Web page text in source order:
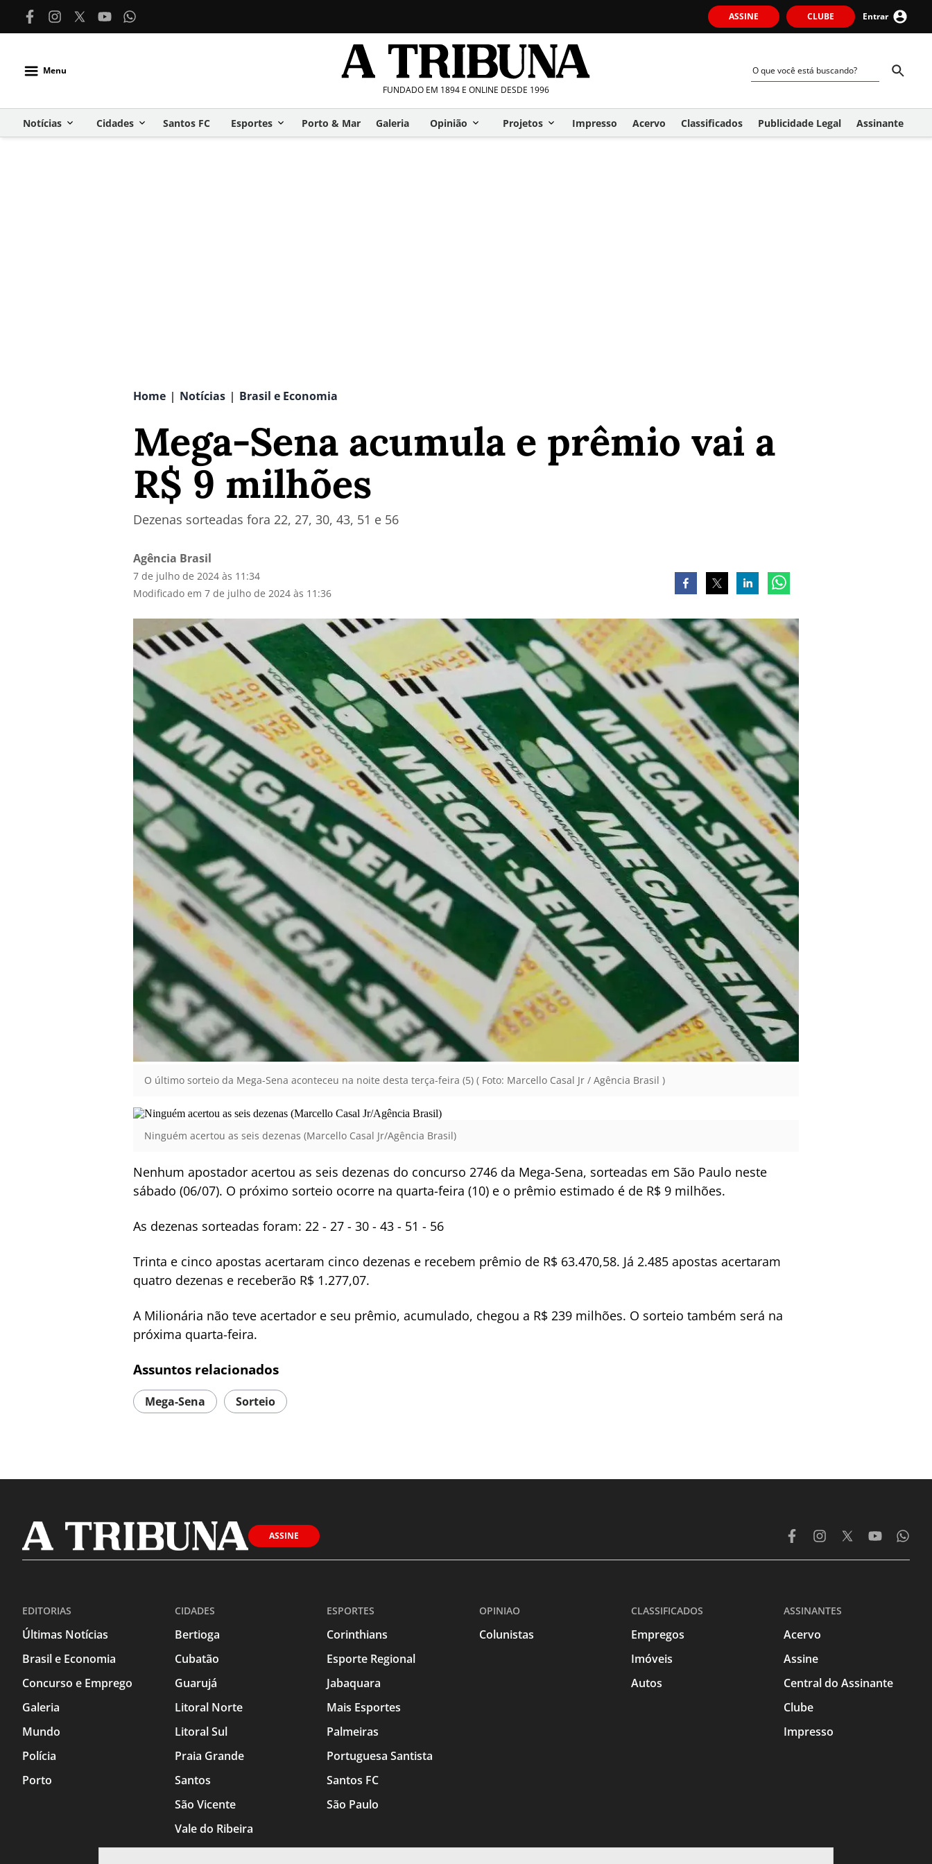
ASSINE CLUBE Entrar
Menu
FUNDADO EM 1894 E ONLINE DESDE 1996
Notícias Cidades Santos FC Esportes Porto & Mar Galeria Opinião Projetos Impresso Acervo Classificados Publicidade Legal Assinante
Home | Notícias | Brasil e Economia
Mega-Sena acumula e prêmio vai a
R$ 9 milhões
Dezenas sorteadas fora 22, 27, 30, 43, 51 e 56
Agência Brasil
7 de julho de 2024 às 11:34
Modificado em 7 de julho de 2024 às 11:36
O último sorteio da Mega-Sena aconteceu na noite desta terça-feira (5) ( Foto: Marcello Casal Jr / Agência Brasil )
Ninguém acertou as seis dezenas (Marcello Casal Jr/Agência Brasil)
Nenhum apostador acertou as seis dezenas do concurso 2746 da Mega-Sena, sorteadas em São Paulo neste
sábado (06/07). O próximo sorteio ocorre na quarta-feira (10) e o prêmio estimado é de R$ 9 milhões.
As dezenas sorteadas foram: 22 - 27 - 30 - 43 - 51 - 56
Trinta e cinco apostas acertaram cinco dezenas e recebem prêmio de R$ 63.470,58. Já 2.485 apostas acertaram
quatro dezenas e receberão R$ 1.277,07.
A Milionária não teve acertador e seu prêmio, acumulado, chegou a R$ 239 milhões. O sorteio também será na
próxima quarta-feira.
Assuntos relacionados
Mega-Sena Sorteio
ASSINE
EDITORIAS
Últimas Notícias
Brasil e Economia
Concurso e Emprego
Galeria
Mundo
Polícia
Porto
CIDADES
Bertioga
Cubatão
Guarujá
Litoral Norte
Litoral Sul
Praia Grande
Santos
São Vicente
Vale do Ribeira
ESPORTES
Corinthians
Esporte Regional
Jabaquara
Mais Esportes
Palmeiras
Portuguesa Santista
Santos FC
São Paulo
OPINIAO
Colunistas
CLASSIFICADOS
Empregos
Imóveis
Autos
ASSINANTES
Acervo
Assine
Central do Assinante
Clube
Impresso